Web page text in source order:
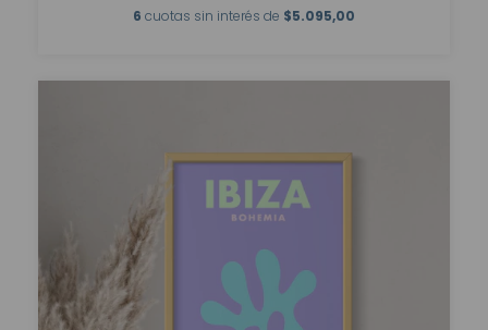
6 cuotas sin interés de $5.095,00